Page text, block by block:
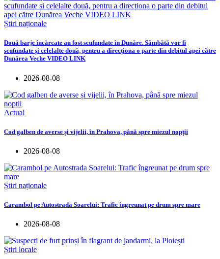
Știri naționale
Două barje încărcate au fost scufundate în Dunăre. Sâmbătă vor fi
scufundate și celelalte două, pentru a direcționa o parte din debitul apei către
Dunărea Veche VIDEO LINK
2026-08-08
Actual
Cod galben de averse și vijelii, în Prahova, până spre miezul nopții
2026-08-08
Știri naționale
Carambol pe Autostrada Soarelui: Trafic îngreunat pe drum spre mare
2026-08-08
Știri locale